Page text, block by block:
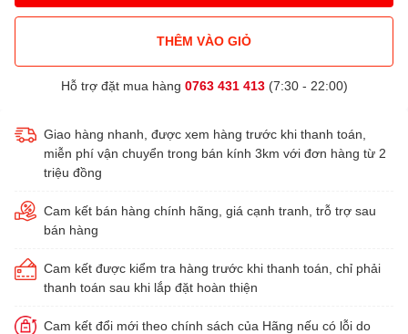
THÊM VÀO GIỎ
Hỗ trợ đặt mua hàng 0763 431 413(7:30 - 22:00)
Giao hàng nhanh, được xem hàng trước khi thanh toán,
miễn phí vận chuyển trong bán kính 3km với đơn hàng từ 2
triệu đồng
Cam kết bán hàng chính hãng, giá cạnh tranh, trỗ trợ sau
bán hàng
Cam kết được kiểm tra hàng trước khi thanh toán, chỉ phải
thanh toán sau khi lắp đặt hoàn thiện
Cam kết đổi mới theo chính sách của Hãng nếu có lỗi do